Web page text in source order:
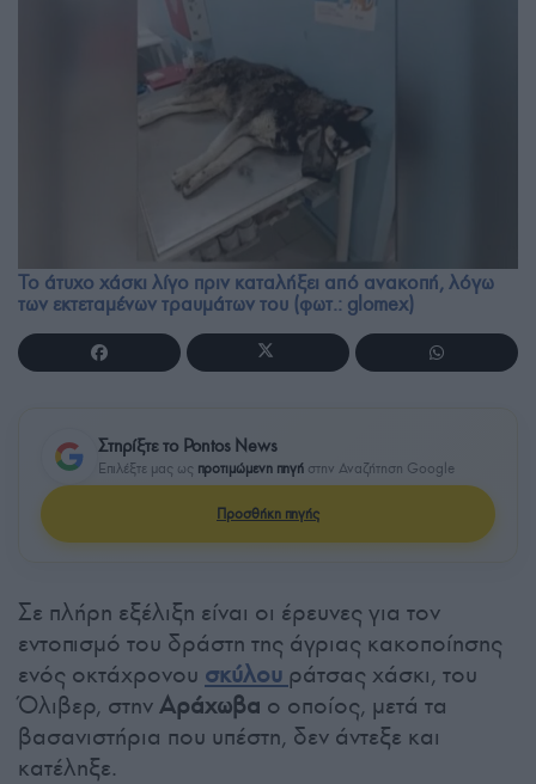
Το άτυχο χάσκι λίγο πριν καταλήξει από ανακοπή, λόγω
των εκτεταμένων τραυμάτων του (φωτ.: glomex)
Στηρίξτε το Pontos News
Επιλέξτε μας ως προτιμώμενη πηγή στην Αναζήτηση Google
Προσθήκη πηγής
Σε πλήρη εξέλιξη είναι οι έρευνες για τον
εντοπισμό του δράστη της άγριας κακοποίησης
ενός οκτάχρονου σκύλου ράτσας χάσκι, του
Όλιβερ, στηνΑράχωβα ο οποίος, μετά τα
βασανιστήρια που υπέστη, δεν άντεξε και
κατέληξε.